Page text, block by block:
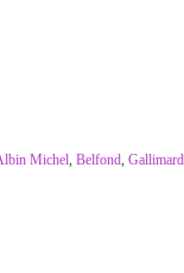
Michel,Belfond,Gallimard